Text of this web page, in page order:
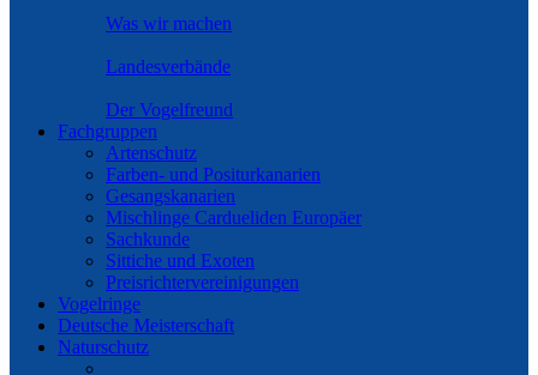
Was wir machen
Landesverbände
Der Vogelfreund
Fachgruppen
Artenschutz
Farben- und Positurkanarien
Gesangskanarien
Mischlinge Cardueliden Europäer
Sachkunde
Sittiche und Exoten
Preisrichtervereinigungen
Vogelringe
Deutsche Meisterschaft
Naturschutz